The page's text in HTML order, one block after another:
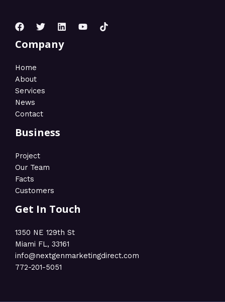
Company
Home
About
Services
News
Contact
Business
Project
Our Team
Facts
Customers
Get In Touch
1350 NE 129th St
Miami FL, 33161
info@nextgenmarketingdirect.com​
772-201-5051